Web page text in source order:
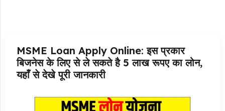
MSME Loan Apply Online: इस प्रकार
बिजनेस के लिए से ले सकते है 5 लाख रूपए का लोन,
यहाँ से देखे पूरी जानकारी